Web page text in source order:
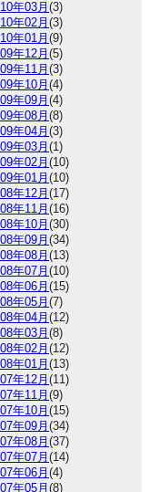
年03月(3)
年02月(3)
年01月(9)
年12月(5)
年11月(3)
年10月(4)
年09月(4)
年08月(8)
年04月(3)
年03月(1)
年02月(10)
年01月(10)
年12月(17)
年11月(16)
年10月(30)
年09月(34)
年08月(13)
年07月(10)
年06月(15)
年05月(7)
年04月(12)
年03月(8)
年02月(12)
年01月(13)
年12月(11)
年11月(9)
年10月(15)
年09月(34)
年08月(37)
年07月(14)
年06月(4)
年05月(8)